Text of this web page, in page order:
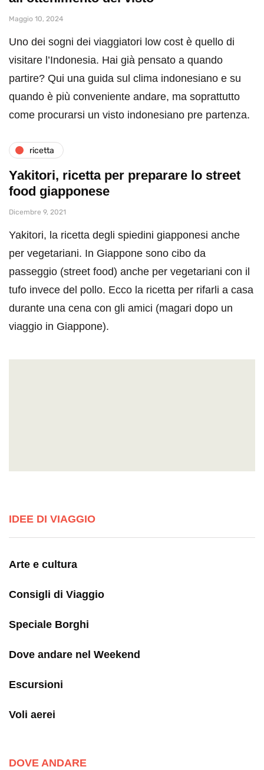
Maggio 10, 2024
Uno dei sogni dei viaggiatori low cost è quello di
visitare l’Indonesia. Hai già pensato a quando
partire? Qui una guida sul clima indonesiano e su
quando è più conveniente andare, ma soprattutto
come procurarsi un visto indonesiano pre partenza.
ricetta
Yakitori, ricetta per preparare lo street
food giapponese
Dicembre 9, 2021
Yakitori, la ricetta degli spiedini giapponesi anche
per vegetariani. In Giappone sono cibo da
passeggio (street food) anche per vegetariani con il
tufo invece del pollo. Ecco la ricetta per rifarli a casa
durante una cena con gli amici (magari dopo un
viaggio in Giappone).
IDEE DI VIAGGIO
Arte e cultura
Consigli di Viaggio
Speciale Borghi
Dove andare nel Weekend
Escursioni
Voli aerei
DOVE ANDARE